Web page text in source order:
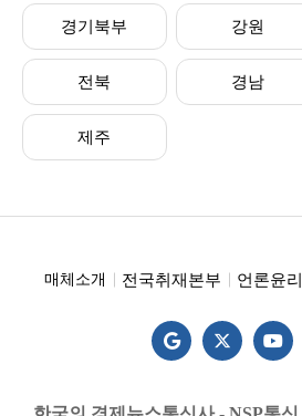
경기북부 강원
전북 경남
제주
매체소개 전국취재본부 언론윤리